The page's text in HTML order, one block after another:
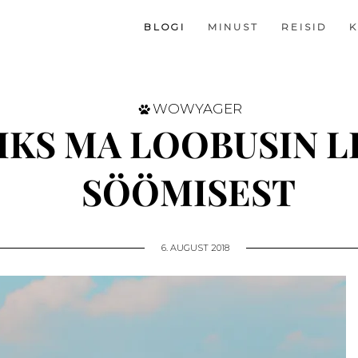
B L O G I M I N U S T R E I S I D K
WOWYAGER
MA LOOBUSIN
SÖÖMISEST
6. AUGUST 2018